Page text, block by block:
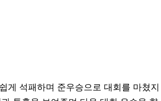
게 석패하며 준우승으로 대회를 마쳤지